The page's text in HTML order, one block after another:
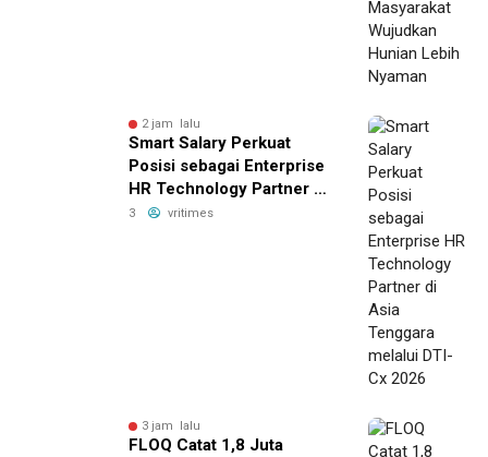
2 jam lalu
Smart Salary Perkuat
Posisi sebagai Enterprise
HR Technology Partner di
Asia Tenggara melalui
3 vritimes
3 jam lalu
FLOQ Catat 1,8 Juta